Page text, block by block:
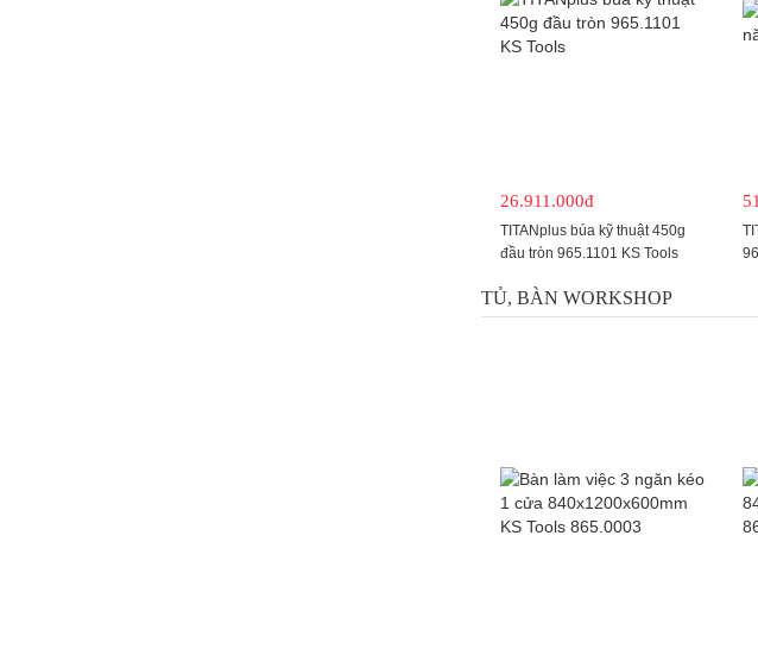
26.911.000đ
TITANplus búa kỹ thuật 450g
đầu tròn 965.1101 KS Tools
TỦ, BÀN WORKSHOP